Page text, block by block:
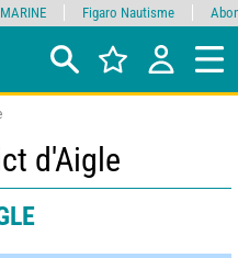
d'Aigle
Figaro Nautisme